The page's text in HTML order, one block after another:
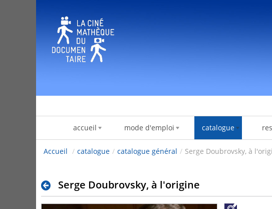
accueil mode d'emploi catalogue
Accueil / catalogue / catalogue général / Serge Doubrovsky, à
Serge Doubrovsky, à l'origine